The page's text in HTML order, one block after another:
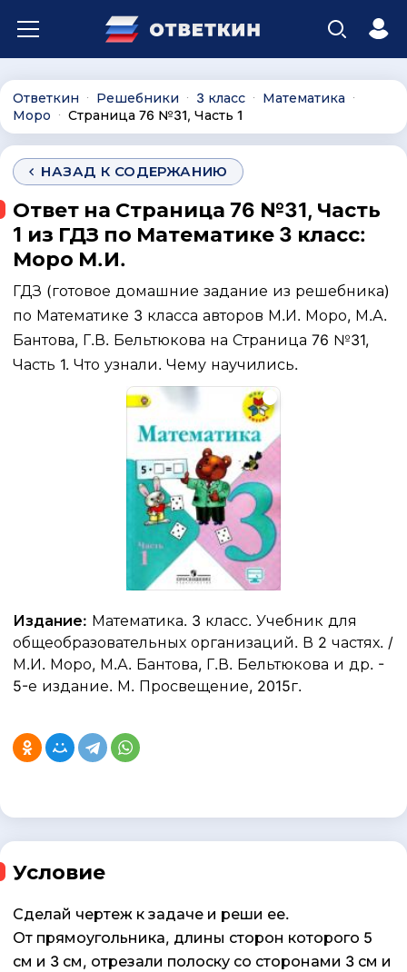
Ответкин ∙ Решебники ∙ 3 класс ∙ Математика ∙
Моро ∙ Страница 76 №31, Часть 1
НАЗАД К СОДЕРЖАНИЮ
Ответ на Страница 76 №31, Часть
1 из ГДЗ по Математике 3 класс:
Моро М.И.
ГДЗ (готовое домашние задание из решебника)
по Математике 3 класса авторов М.И. Моро, М.А.
Бантова, Г.В. Бельтюкова на Страница 76 №31,
Часть 1. Что узнали. Чему научились.
Издание: Математика. 3 класс. Учебник для
общеобразовательных организаций. В 2 частях. /
М.И. Моро, М.А. Бантова, Г.В. Бельтюкова и др. -
5-е издание. М. Просвещение, 2015г.
Условие
Сделай чертеж к задаче и реши ее.
От прямоугольника, длины сторон которого 5
см и 3 см, отрезали полоску со сторонами 3 см и